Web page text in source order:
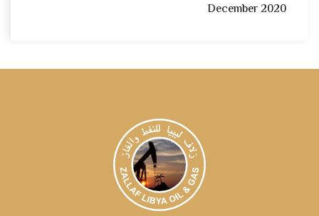
December 2020